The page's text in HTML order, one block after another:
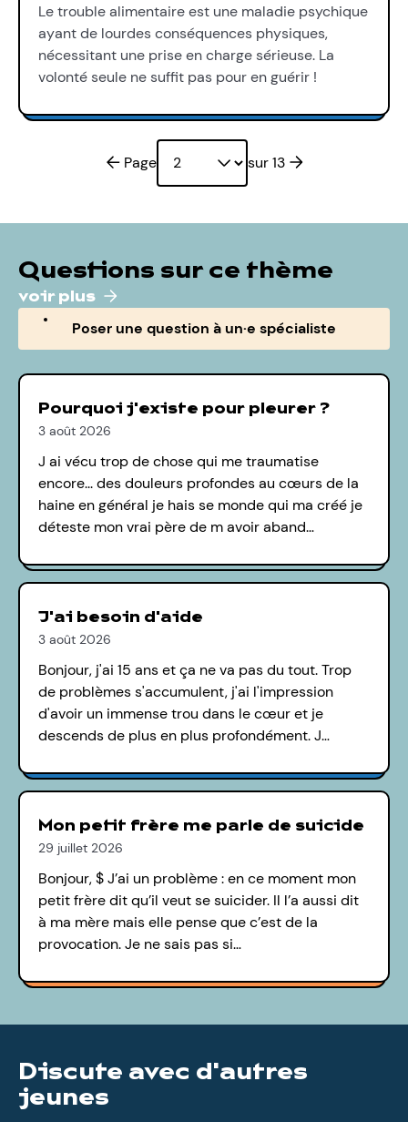
Le trouble alimentaire est une maladie psychique
ayant de lourdes conséquences physiques,
nécessitant une prise en charge sérieuse. La
volonté seule ne suffit pas pour en guérir !
Page précédente
Page sur 13Page suivante
Questions sur ce thème
voir plus
Poser une question à un·e spécialiste
Pourquoi j'existe pour pleurer ?
3 août 2026
J ai vécu trop de chose qui me traumatise
encore... des douleurs profondes au cœurs de la
haine en général je hais se monde qui ma créé je
déteste mon vrai père de m avoir aband…
J'ai besoin d'aide
3 août 2026
Bonjour, j'ai 15 ans et ça ne va pas du tout. Trop
de problèmes s'accumulent, j'ai l'impression
d'avoir un immense trou dans le cœur et je
descends de plus en plus profondément. J…
Mon petit frère me parle de suicide
29 juillet 2026
Bonjour, $ J’ai un problème : en ce moment mon
petit frère dit qu’il veut se suicider. Il l’a aussi dit
à ma mère mais elle pense que c’est de la
provocation. Je ne sais pas si…
Discute avec d'autres
jeunes